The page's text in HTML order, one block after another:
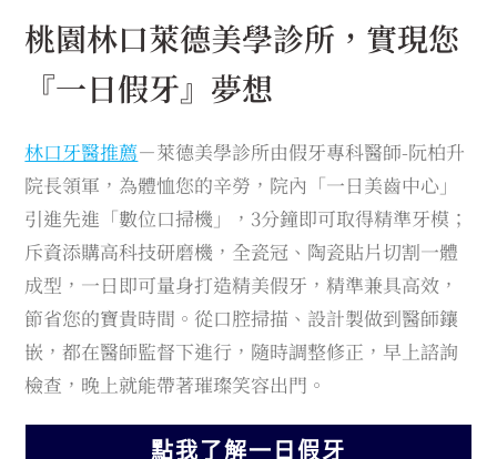
桃園林口萊德美學診所，實現您
『一日假牙』夢想
林口牙醫推薦－萊德美學診所由假牙專科醫師-阮柏升
院長領軍，為體恤您的辛勞，院內「一日美齒中心」
引進先進「數位口掃機」，3分鐘即可取得精準牙模；
斥資添購高科技研磨機，全瓷冠、陶瓷貼片切割一體
成型，一日即可量身打造精美假牙，精準兼具高效，
節省您的寶貴時間。從口腔掃描、設計製做到醫師鑲
嵌，都在醫師監督下進行，隨時調整修正，早上諮詢
檢查，晚上就能帶著璀璨笑容出門。
點我了解一日假牙